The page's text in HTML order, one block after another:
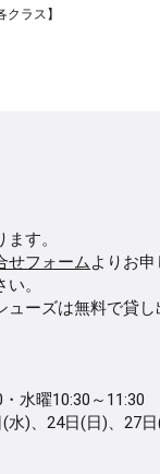
ラス】
す。
せフォームよりお
。
ーズは無料で貸
水曜10:30～11:30
水)、24日(日)、27